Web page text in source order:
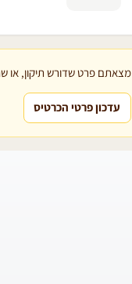
מצאתם פרט שדורש תיקון, או
עדכון פרטי הכרטיס